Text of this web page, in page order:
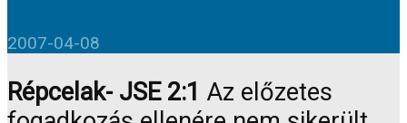
2007-04-08
Répcelak- JSE 2:1 Az előzetes